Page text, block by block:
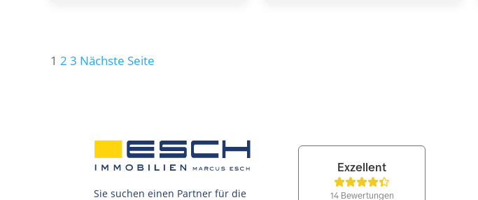
Seitennummerierung
1 2 3 Nächste Seite
Sie suchen einen Partner für die